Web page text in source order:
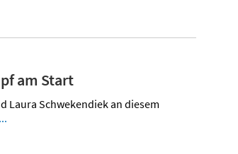
am Start
Laura Schwekendiek an diesem